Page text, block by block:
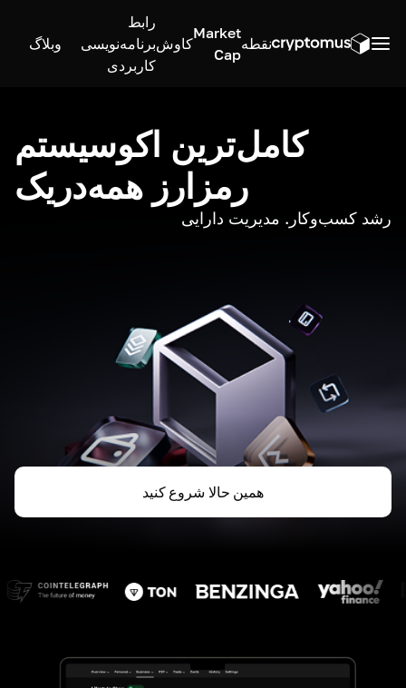
نقطه
Market
Cap
کاوش
رابط
برنامه‌نویسی
کاربردی
وبلاگ
کامل‌ترین اکوسیستم
رمزارز همه‌در‌یک
رشد کسب‌وکار. مدیریت دارایی
همین حالا شروع کنید